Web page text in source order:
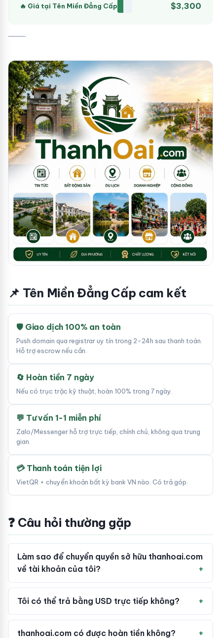
🔥 Giá tại Tên Miền Đẳng Cấp $3,300
⸻
📌 Tên Miền Đẳng Cấp cam kết
🛡 Giao dịch 100% an toàn
Push domain qua registrar uy tín trong 2-24h sau thanh toán.
Hỗ trợ escrow nếu cần.
🔄 Hoàn tiền 7 ngày
Nếu có trục trặc kỹ thuật, hoàn 100% trong 7 ngày.
💬 Tư vấn 1-1 miễn phí
Zalo/Messenger hỗ trợ trực tiếp, chính chủ, không qua trung
gian.
💳 Thanh toán tiện lợi
VietQR + chuyển khoản bất kỳ bank VN nào. Có trả góp.
❓ Câu hỏi thường gặp
Làm sao để chuyển quyền sở hữu thanhoai.com
về tài khoản của tôi?
Tôi có thể trả bằng USD trực tiếp không?
thanhoai.com có được hoàn tiền không?